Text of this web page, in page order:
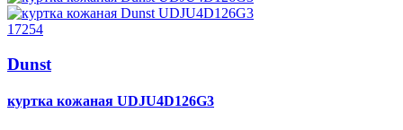
17254
Dunst
куртка кожаная UDJU4D126G3